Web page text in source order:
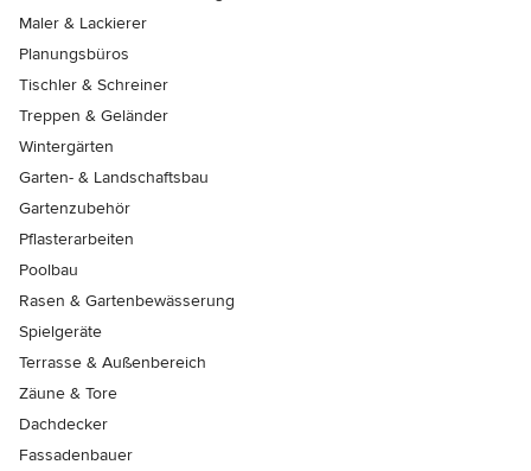
Maler & Lackierer
Planungsbüros
Tischler & Schreiner
Treppen & Geländer
Wintergärten
Garten- & Landschaftsbau
Gartenzubehör
Pflasterarbeiten
Poolbau
Rasen & Gartenbewässerung
Spielgeräte
Terrasse & Außenbereich
Zäune & Tore
Dachdecker
Fassadenbauer